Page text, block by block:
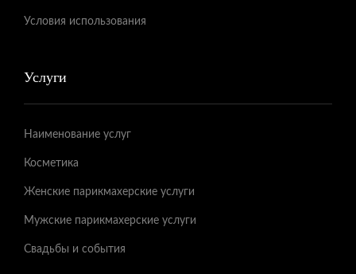
Условия использования
Услуги
Наименование услуг
Косметика
Женские парикмахерские услуги
Мужские парикмахерские услуги
Свадьбы и события